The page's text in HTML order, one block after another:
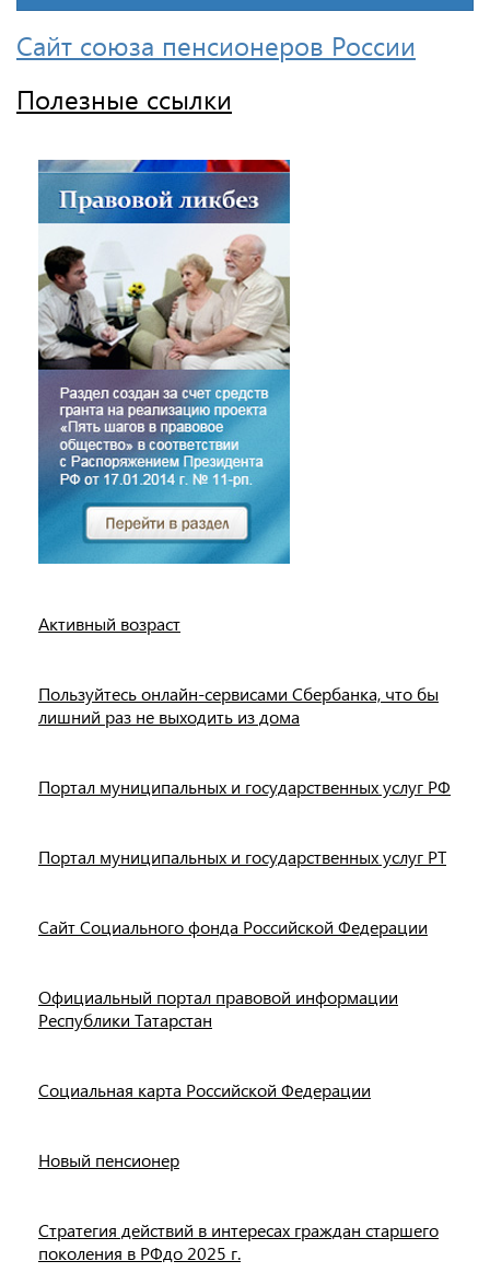
Сайт союза пенсионеров России
Полезные ссылки
Активный возраст
Пользуйтесь онлайн-сервисами Сбербанка, что бы
лишний раз не выходить из дома
Портал муниципальных и государственных услуг РФ
Портал муниципальных и государственных услуг РТ
Сайт Социального фонда Российской Федерации
Официальный портал правовой информации
Республики Татарстан
Социальная карта Российской Федерации
Новый пенсионер
Стратегия действий в интересах граждан старшего
поколения в РФдо 2025 г.